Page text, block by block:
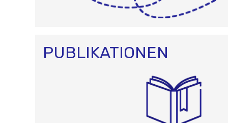
PUBLIKATIONEN